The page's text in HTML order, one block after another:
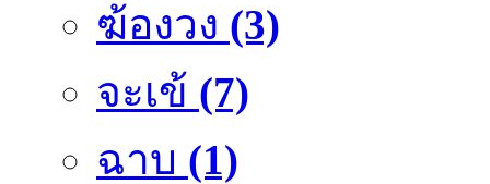
ฆ้องวง (3)
จะเข้ (7)
ฉาบ (1)